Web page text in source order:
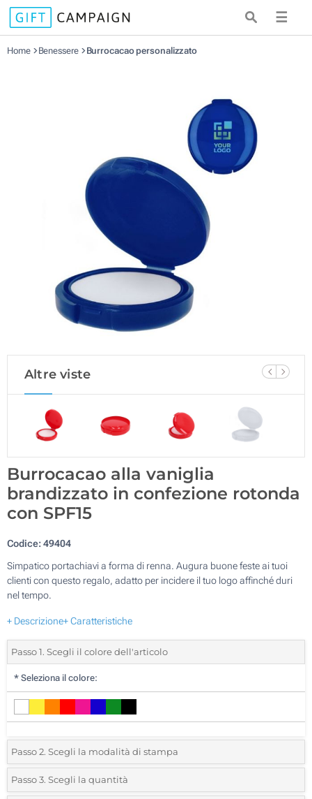
☰
Home Benessere Burrocacao personalizzato
Altre viste
Burrocacao alla vaniglia
brandizzato in confezione rotonda
con SPF15
Codice:49404
Simpatico portachiavi a forma di renna. Augura buone feste ai tuoi
clienti con questo regalo, adatto per incidere il tuo logo affinché duri
nel tempo.
+ Descrizione+ Caratteristiche
Passo 1. Scegli il colore dell'articolo
* Seleziona il colore:
Passo 2. Scegli la modalità di stampa
*Seleziona la posizione di stampa e il colore del vostro logo:
Passo 3. Scegli la quantità